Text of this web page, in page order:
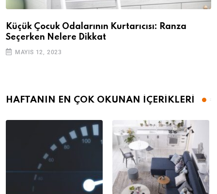
Küçük Çocuk Odalarının Kurtarıcısı: Ranza
Seçerken Nelere Dikkat
MAYIS 12, 2023
HAFTANIN EN ÇOK OKUNAN İÇERİKLERİ